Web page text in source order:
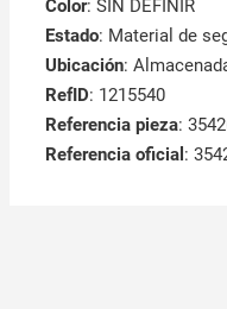
Color: SIN DEFINIR
Estado: Material de
Ubicación:
RefID: 1215540
Referencia pieza:
Referencia oficial :